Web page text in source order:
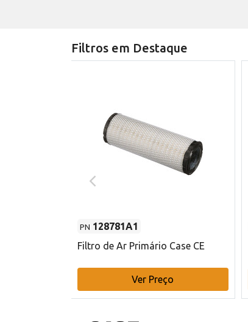
Filtros em Destaque
PN 128781A1
Filtro de Ar Primário Case CE
Ver Preço